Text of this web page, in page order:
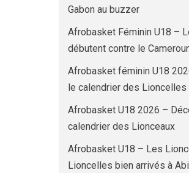
Gabon au buzzer
Afrobasket Féminin U18 –
débutent contre le
Afrobasket féminin U18
le calendrier des Lioncelles
Afrobasket U18 2026 –
calendrier des Lionceaux
Afrobasket U18 – Les
Lioncelles bien arrivés à